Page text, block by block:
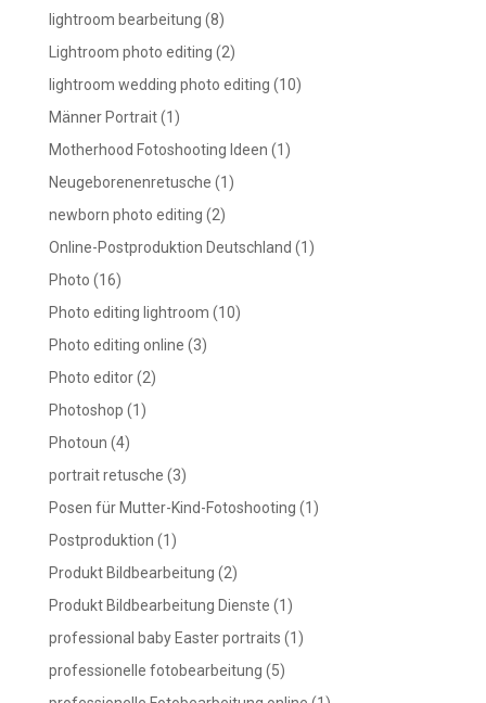
lightroom bearbeitung (8)
Lightroom photo editing (2)
lightroom wedding photo editing (10)
Männer Portrait(1)
Motherhood Fotoshooting Ideen (1)
Neugeborenenretusche (1)
newborn photo editing (2)
Online-Postproduktion Deutschland (1)
Photo (16)
Photo editing lightroom (10)
Photo editing online (3)
Photo editor(2)
Photoshop (1)
Photoun (4)
portrait retusche (3)
Posen für Mutter-Kind-Fotoshooting (1)
Postproduktion (1)
Produkt Bildbearbeitung (2)
Produkt Bildbearbeitung Dienste (1)
professional baby Easter portraits (1)
professionelle fotobearbeitung (5)